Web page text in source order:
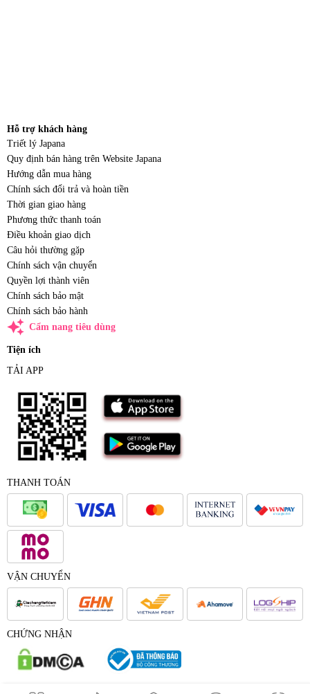
Hỗ trợ khách hàng
Triết lý Japana
Quy định bán hàng trên Website Japana
Hướng dẫn mua hàng
Chính sách đổi trả và hoàn tiền
Thời gian giao hàng
Phương thức thanh toán
Điều khoản giao dịch
Câu hỏi thường gặp
Chính sách vận chuyển
Quyền lợi thành viên
Chính sách bảo mật
Chính sách bảo hành
auto_awesome Cẩm nang tiêu dùng
Tiện ích
TẢI APP
THANH TOÁN
VẬN CHUYỂN
CHỨNG NHẬN